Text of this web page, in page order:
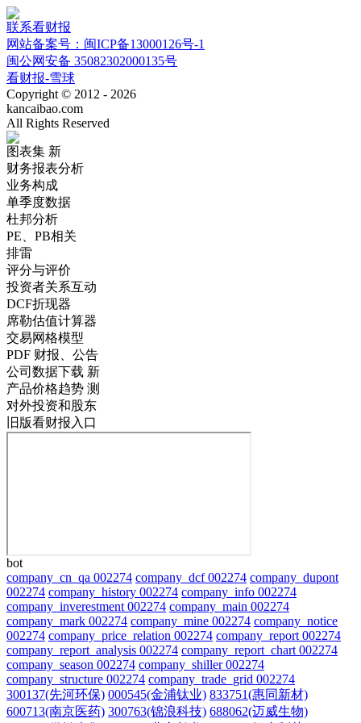
联系看财报
网站备案号：闽ICP备13000126号-1
闽公网安备 35082302000135号
看财报-雪球
Copyright © 2012 - 2026
kancaibao.com
All Rights Reserved
图表集 新
财务报表分析
业务构成
单季度数据
杜邦分析
PE、PB相关
排雷
评分与评价
投资者关系互动
DCF折现器
席勒估值计算器
交易网格模型
PDF 财报、公告
公司数据下载 新
产品价格趋势 测
对外投资和股东
旧版看财报入口
bot
company_cn_qa 002274 company_dcf 002274 company_dupont
002274 company_history 002274 company_info 002274
company_inverestment 002274 company_main 002274
company_mark 002274 company_mine 002274 company_notice
002274 company_price_relation 002274 company_report 002274
company_report_analysis 002274 company_report_chart 002274
company_season 002274 company_shiller 002274
company_structure 002274 company_trade_grid 002274
300137(先河环保) 000545(金浦钛业) 833751(惠同新材)
600713(南京医药) 300763(锦浪科技) 688062(迈威生物)